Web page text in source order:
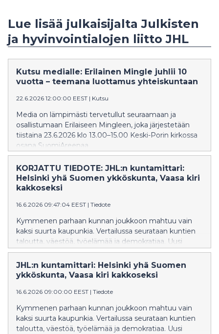
Lue lisää julkaisijalta Julkisten
ja hyvinvointialojen liitto JHL
Kutsu medialle: Erilainen Mingle juhlii 10
vuotta – teemana luottamus yhteiskuntaan
22.6.2026 12:00:00 EEST | Kutsu
Media on lämpimästi tervetullut seuraamaan ja
osallistumaan Erilaiseen Mingleen, joka järjestetään
tiistaina 23.6.2026 klo 13.00–15.00 Keski-Porin kirkossa
osana SuomiAreenaa.
KORJATTU TIEDOTE: JHL:n kuntamittari:
Helsinki yhä Suomen ykköskunta, Vaasa kiri
kakkoseksi
16.6.2026 09:47:04 EEST | Tiedote
Kymmenen parhaan kunnan joukkoon mahtuu vain
kaksi suurta kaupunkia. Vertailussa seurataan kuntien
taloutta, väestöä, työelämää ja demokratiaa. Uusi
kuntamittari on toinen laatuaan, ja sitä päivitetään
vuosittain.
JHL:n kuntamittari: Helsinki yhä Suomen
ykköskunta, Vaasa kiri kakkoseksi
16.6.2026 09:00:00 EEST | Tiedote
Kymmenen parhaan kunnan joukkoon mahtuu vain
kaksi suurta kaupunkia. Vertailussa seurataan kuntien
taloutta, väestöä, työelämää ja demokratiaa. Uusi